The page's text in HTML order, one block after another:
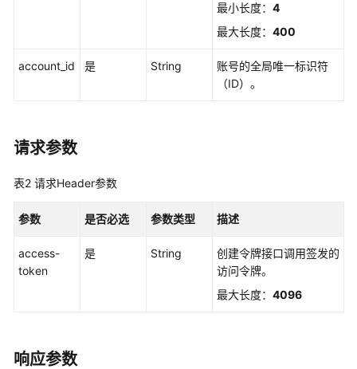
何
API
理
最小长度： 4
最大长度： 400
account_id 是 String
账号的全局唯一标识符
（ID）。
请求参数
表2 请求Header参数
参数 是否必选 参数类型 描述
access-
token
是 String
创建令牌接口调用签发的
访问令牌。
最大长度： 4096
响应参数